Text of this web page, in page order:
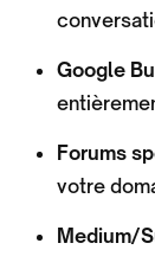
Google
Forums
votre
Medium/